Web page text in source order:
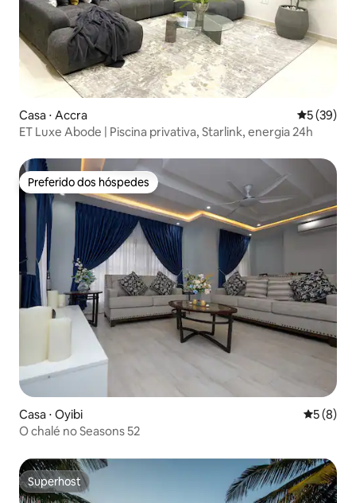
Casa ⋅ Accra 5 de uma
5 (39)
ET Luxe Abode | Piscina privativa, Starlink, energia 24h
Preferido dos hóspedes
Preferido dos hóspedes
Casa ⋅ Oyibi 5 de
5 (8)
O chalé no Seasons 52
Superhost
Superhost